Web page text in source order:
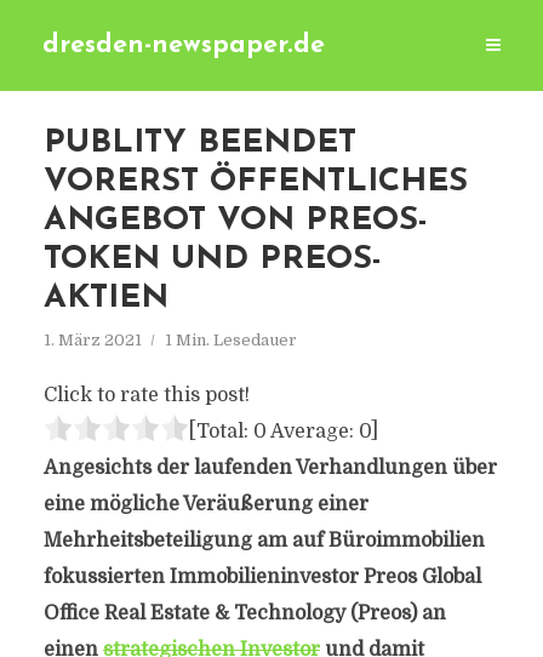
dresden-newspaper.de
PUBLITY BEENDET
VORERST ÖFFENTLICHES
ANGEBOT VON PREOS-
TOKEN UND PREOS-
AKTIEN
1. März 2021 1 Min. Lesedauer
Click to rate this post!
[Total: 0 Average: 0]
Angesichts der laufenden Verhandlungen über
eine mögliche Veräußerung einer
Mehrheitsbeteiligung am auf Büroimmobilien
fokussierten Immobilieninvestor Preos Global
Office Real Estate & Technology (Preos) an
einenstrategischen Investorund damit